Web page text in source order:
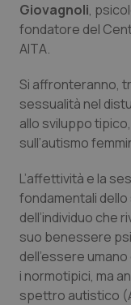
Lombardia
Molise
Piemonte
Provincia
Provincia
Puglia
Dolore
Epatiti
HIV
Infezioni &
Malattie
Giovagnoli,
fondatore del
AITA.
Si affronteranno,
sessualità nel
allo sviluppo
sull’autismo
L’affettività e la
fondamentali
dell’individuo che
suo benessere
dell’essere
i normotipici, ma
spettro autistico